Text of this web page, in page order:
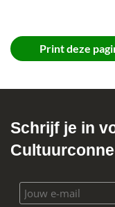
Print deze
Schrijf je in